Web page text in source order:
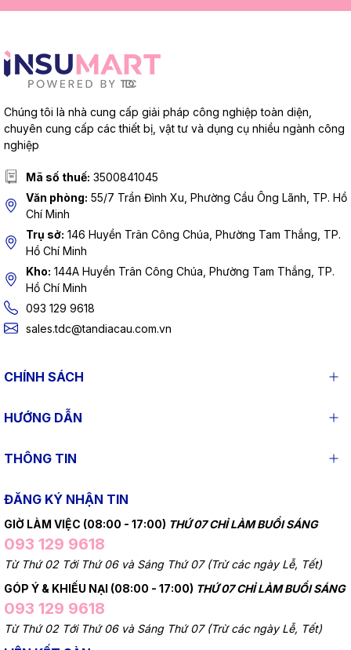
Chúng tôi là nhà cung cấp giải pháp công nghiệp toàn diện,
chuyên cung cấp các thiết bị, vật tư và dụng cụ nhiều ngành công
nghiệp
Mã số thuế: 3500841045
Văn phòng: 55/7 Trần Đình Xu, Phường Cầu Ông Lãnh, TP. Hồ
Chí Minh
Trụ sở: 146 Huyền Trân Công Chúa, Phường Tam Thắng, TP.
Hồ Chí Minh
Kho: 144A Huyền Trân Công Chúa, Phường Tam Thắng, TP.
Hồ Chí Minh
093 129 9618
sales.tdc@tandiacau.com.vn
CHÍNH SÁCH
HƯỚNG DẪN
THÔNG TIN
ĐĂNG KÝ NHẬN TIN
GIỜ LÀM VIỆC (08:00 - 17:00) THỨ 07 CHỈ LÀM BUỔI SÁNG
093 129 9618
Từ Thứ 02 Tới Thứ 06 và Sáng Thứ 07 (Trừ các ngày Lễ, Tết)
GÓP Ý & KHIẾU NẠI (08:00 - 17:00) THỨ 07 CHỈ LÀM BUỔI SÁNG
093 129 9618
Từ Thứ 02 Tới Thứ 06 và Sáng Thứ 07 (Trừ các ngày Lễ, Tết)